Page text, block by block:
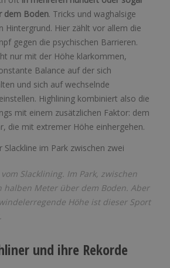
dem Boden. Tricks und waghalsige
Hintergrund. Hier zählt vor allem die
gegen die psychischen Barrieren.
nur mit der Höhe klarkommen,
Balance auf der sich
und sich auf wechselnde
Highlining kombiniert also die
mit einem zusätzlichen Faktor: dem
die mit extremer Höhe einhergehen.
Slacklining. Im Park, zwischen
halben Meter über dem Boden. Aber
Höhe ist dieser Sport
und ihre Rekorde